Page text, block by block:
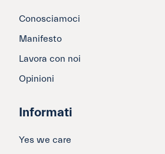
Conosciamoci
Manifesto
Lavora con noi
Opinioni
Informati
Yes we care